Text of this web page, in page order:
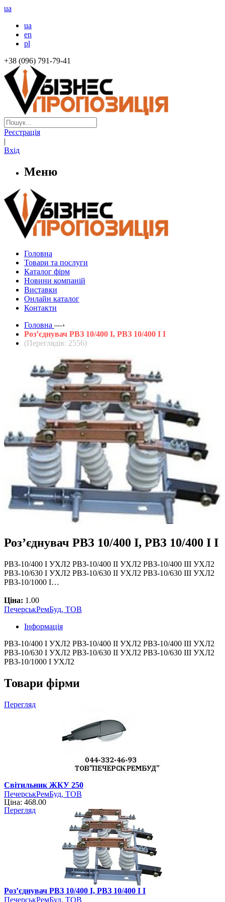
ua
ua
en
pl
+38 (096) 791-79-41
Реєстрація
|
Вхід
Меню
Головна
Товари та послуги
Каталог фірм
Новини компаній
Виставки
Онлайн каталог
Контакти
Головна —›
Роз’єднувач РВЗ 10/400 І, РВЗ 10/400 І І
(Переглядів: 2556)
Роз’єднувач РВЗ 10/400 І, РВЗ 10/400 І І
РВЗ-10/400 І УХЛ2 РВЗ-10/400 ІІ УХЛ2 РВЗ-10/400 ІІІ УХЛ2
РВЗ-10/630 І УХЛ2 РВЗ-10/630 ІІ УХЛ2 РВЗ-10/630 ІІІ УХЛ2
РВЗ-10/1000 I…
Ціна: 1.00
ПечерськРемБуд, ТОВ
Інформація
РВЗ-10/400 І УХЛ2 РВЗ-10/400 ІІ УХЛ2 РВЗ-10/400 ІІІ УХЛ2
РВЗ-10/630 І УХЛ2 РВЗ-10/630 ІІ УХЛ2 РВЗ-10/630 ІІІ УХЛ2
РВЗ-10/1000 I УХЛ2
Товари фірми
Перегляд
Світильник ЖКУ 250
ПечерськРемБуд, ТОВ
Ціна: 468.00
Перегляд
Роз’єднувач РВЗ 10/400 І, РВЗ 10/400 І І
ПечерськРемБуд, ТОВ